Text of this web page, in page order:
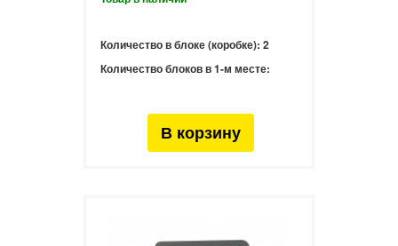
Количество в блоке (коробке): 2
Количество блоков в 1-м месте: